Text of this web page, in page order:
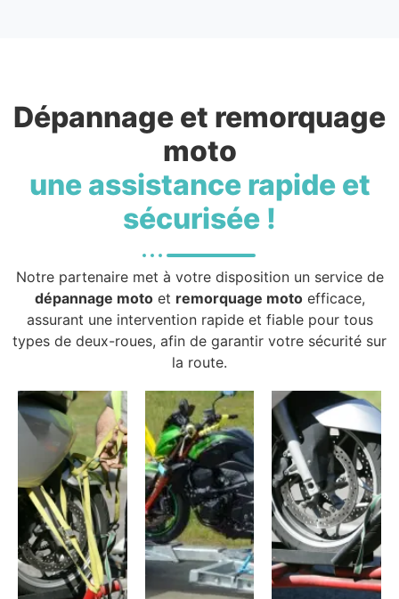
Dépannage et remorquage
moto
une assistance rapide et
sécurisée !
Notre partenaire met à votre disposition un service de
dépannage motoet remorquage motoefficace,
assurant une intervention rapide et fiable pour tous
types de deux-roues, afin de garantir votre sécurité sur
la route.